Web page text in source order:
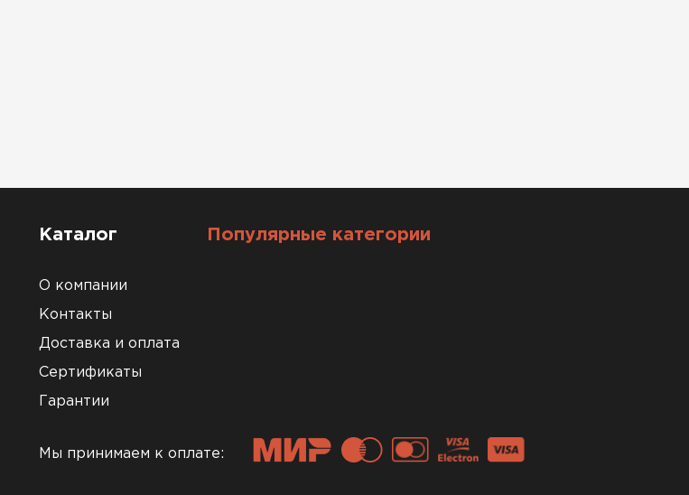
Каталог
О компании
Контакты
Доставка и оплата
Сертификаты
Гарантии
Популярные категории
Мы принимаем к оплате: